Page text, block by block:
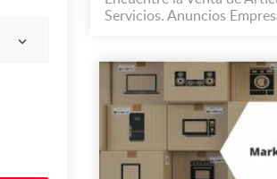
Servicios. Anuncios